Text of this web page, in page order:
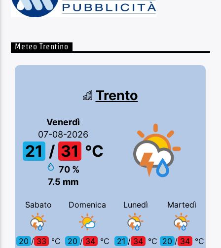
Meteo Trentino